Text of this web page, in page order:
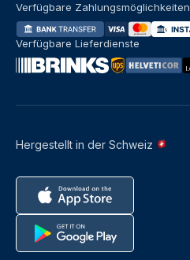
Hergestellt in der Schweiz
Verfügbare Zahlungsmöglichkeiten
Verfügbare Lieferdienste